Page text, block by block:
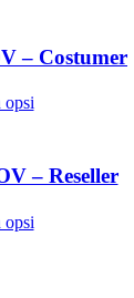
– Costumer
opsi
– Reseller
opsi